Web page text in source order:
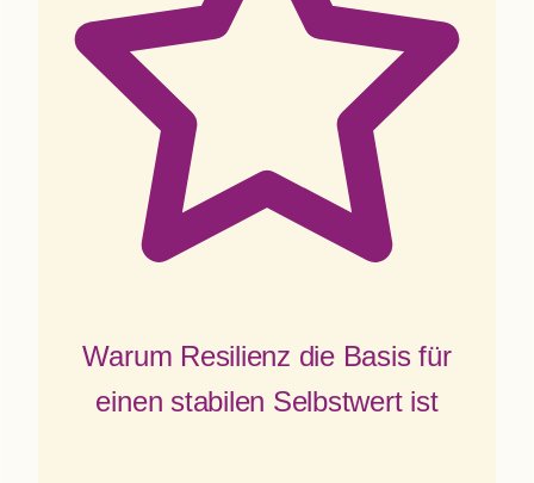
Warum Resi­li­enz die Basis für
einen sta­bi­len Selbst­wert ist